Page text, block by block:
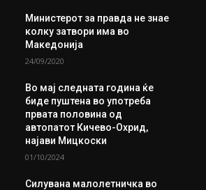
Министерот за правда не знае
колку затвори има во
Македонија
24/09/2020
Во мај следната година ќе
биде пуштена во употреба
првата половина од
автопатот Кичево-Охрид,
најави Мицкоски
01/10/2024
Силувана малолетничка во